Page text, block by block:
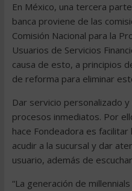
En México, una tercera
banca proviene de las
Comisión Nacional para la
Usuarios de Servicios
causa de esto, a principios
de reforma para eliminar
Dar servicio personalizado y
procesos inmediatos. Por
hace Fondeadora es
acudir a la sucursal y dar
usuario, además de
“La generación de